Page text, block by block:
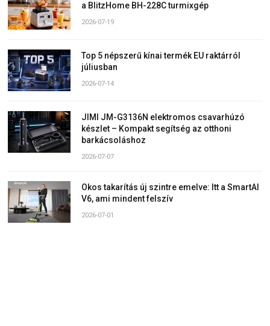
a BlitzHome BH-228C turmixgép
2026-07-19
Top 5 népszerű kínai termék EU raktárról
júliusban
2026-07-14
JIMI JM-G3136N elektromos csavarhúzó
készlet – Kompakt segítség az otthoni
barkácsoláshoz
2026-07-07
Okos takarítás új szintre emelve: Itt a SmartAI
V6, ami mindent felszív
2026-07-01